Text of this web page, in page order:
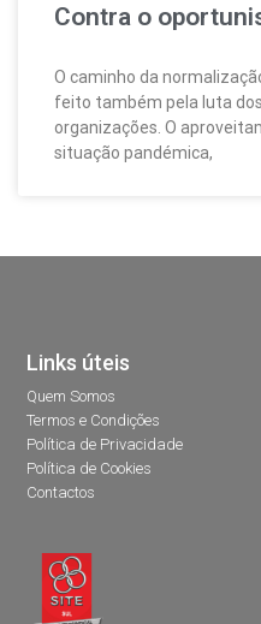
Contra o
O caminho da
feito também pela luta
organizações. O
situação pandémica,
Links úteis
Quem Somos
Termos e Condições
Política de Privacidade
Política de Cookies
Contactos